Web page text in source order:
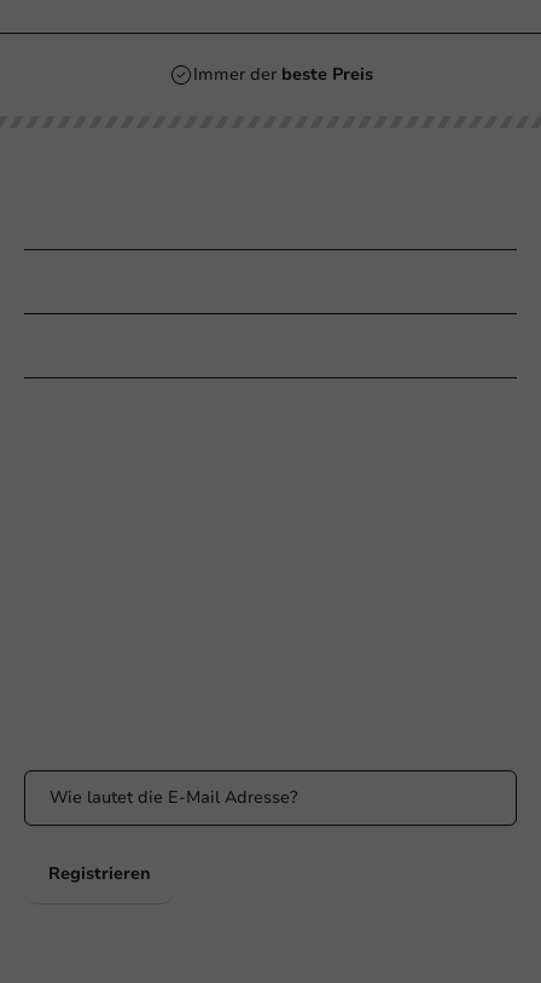
Immer der beste Preis
Registrieren